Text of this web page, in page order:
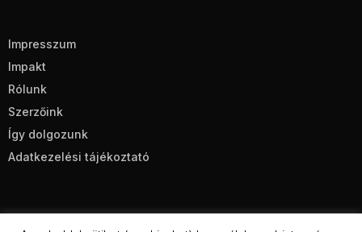
Impresszum
Impakt
Rólunk
Szerzőink
Így dolgozunk
Adatkezelési tájékoztató